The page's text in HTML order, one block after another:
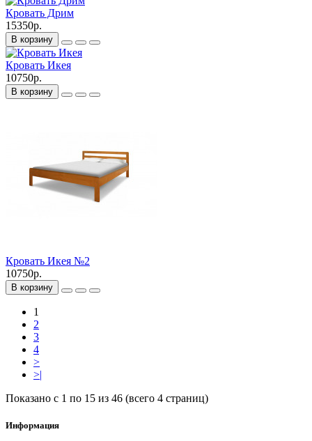
Кровать Дрим
15350р.
В корзину
Кровать Икея
10750р.
В корзину
Кровать Икея №2
10750р.
В корзину
1
2
3
4
>
>|
Показано с 1 по 15 из 46 (всего 4 страниц)
Информация